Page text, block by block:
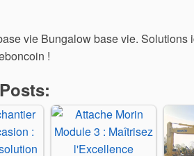
vie Bungalow base vie. Solutions
!